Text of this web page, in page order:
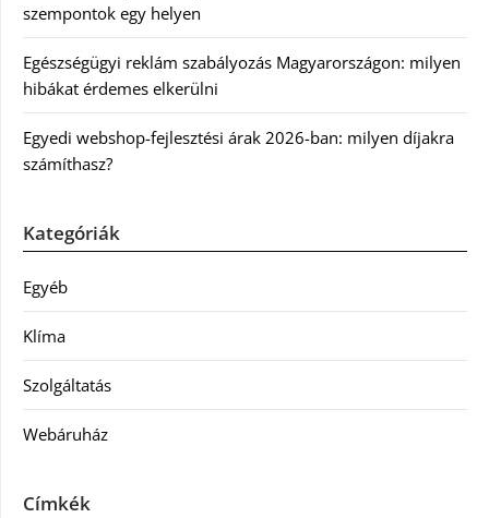
szempontok egy helyen
Egészségügyi reklám szabályozás Magyarországon: milyen
hibákat érdemes elkerülni
Egyedi webshop-fejlesztési árak 2026-ban: milyen díjakra
számíthasz?
Kategóriák
Egyéb
Klíma
Szolgáltatás
Webáruház
Címkék